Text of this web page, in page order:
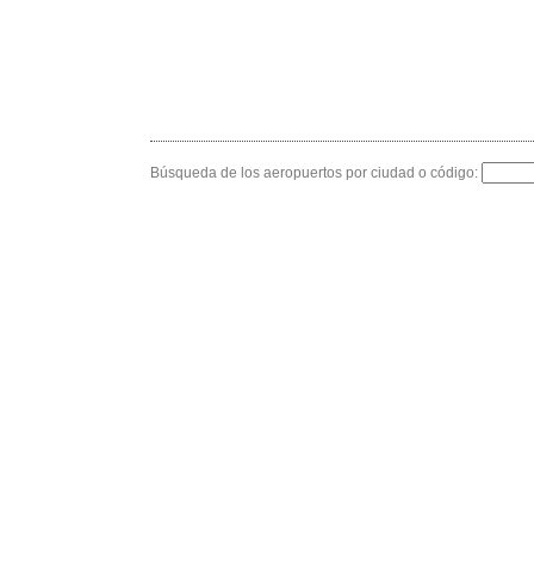
Búsqueda de los aeropuertos por ciudad o código: